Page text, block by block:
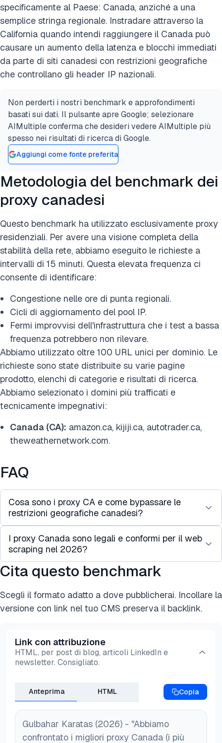
specificamente al Paese: Canada, anziché a una
semplice stringa regionale. Instradare attraverso la
California quando intendi raggiungere il Canada può
causare un aumento della latenza e blocchi immediati
da parte di siti canadesi con restrizioni geografiche
che controllano gli header IP nazionali.
Non perderti i nostri benchmark e approfondimenti
basati sui dati. Il pulsante apre Google; selezionare
AIMultiple conferma che desideri vedere AIMultiple più
spesso nei risultati di ricerca di Google.
Aggiungi come fonte preferita
Metodologia del benchmark dei
proxy canadesi
Questo benchmark ha utilizzato esclusivamente proxy
residenziali. Per avere una visione completa della
stabilità della rete, abbiamo eseguito le richieste a
intervalli di 15 minuti. Questa elevata frequenza ci
consente di identificare:
Congestione nelle ore di punta regionali.
Cicli di aggiornamento del pool IP.
Fermi improvvisi dell'infrastruttura che i test a bassa
frequenza potrebbero non rilevare.
Abbiamo utilizzato oltre 100 URL unici per dominio. Le
richieste sono state distribuite su varie pagine
prodotto, elenchi di categorie e risultati di ricerca.
Abbiamo selezionato i domini più trafficati e
tecnicamente impegnativi:
Canada (CA): amazon.ca, kijiji.ca, autotrader.ca,
theweathernetwork.com.
FAQ
Cosa sono i proxy CA e come bypassare le
restrizioni geografiche canadesi?
Un “proxy CA” è un server che ti fornisce un
indirizzo IP canadese. Per bypassare le restrizioni
geografiche, imposta il tuo software o browser per
inviare le richieste attraverso questo server.
I siti web vedranno la posizione del proxy, come
Toronto o Vancouver, invece della tua.
I proxy Canada sono legali e conformi per il web
scraping nel 2026?
In Canada, puoiutilizzare legalmente i proxy
attività come ricerche di mercato, monitoraggio dei
prezzi e audit SEO, purché segui due principali
Electronic Documents Act proibisce lo scraping di
informazioni personali identificabili (PII) senza
Act: Non estrarre “contenuti creativi”
protetti da copyright.
Cita questo benchmark
Scegli il formato adatto a dove pubblicherai. Incollare la
versione con link nel tuo CMS preserva il backlink.
Link con attribuzione
HTML, per post di blog, articoli LinkedIn e
newsletter. Consigliato.
Anteprima HTML Copia
Gulbahar Karatas (2026) - "Abbiamo
confrontato i migliori proxy Canada (i più